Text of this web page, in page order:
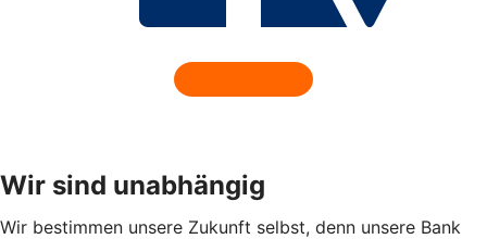
Wir sind unabhängig
Wir bestimmen unsere Zukunft selbst, denn unsere Bank